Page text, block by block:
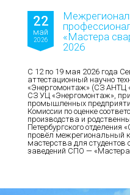
22
май
2026
«Мастера
2026
С 12 по 19 мая 2026 года
аттестационный научно
«Энергомонтаж» (СЗ АНТЦ
СЗ УЦ «Энергомонтаж»,
промышленных
Комиссии по оценке
производства и
Петербургского
провёл межрегиональный
мастерства для студентов
заведений СПО —